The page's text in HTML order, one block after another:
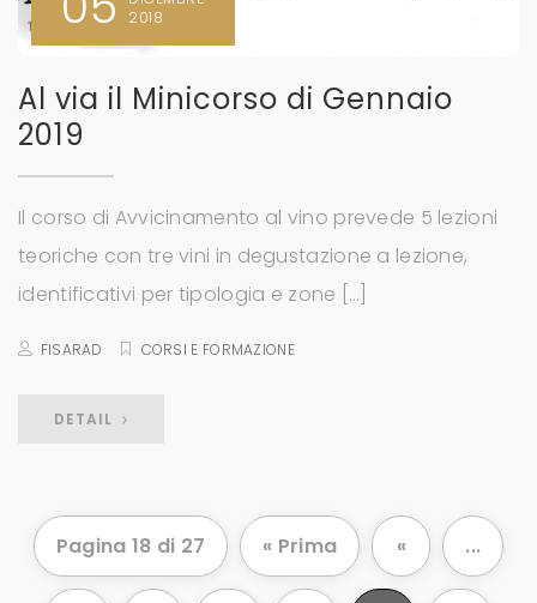
2018
Al via il Minicorso di Gennaio
2019
Il corso di Avvicinamento al vino prevede 5 lezioni
teoriche con tre vini in degustazione a lezione,
identificativi per tipologia e zone […]
FISARAD CORSI E FORMAZIONE
DETAIL
Pagina 18 di 27 « Prima « ...